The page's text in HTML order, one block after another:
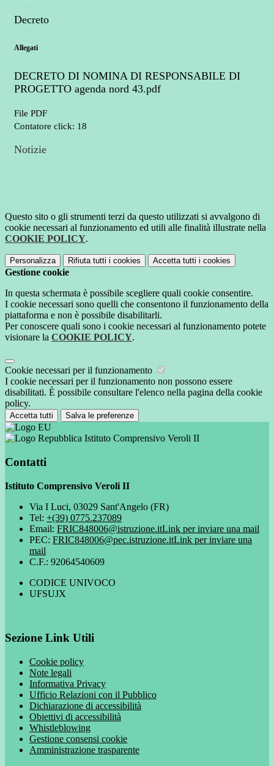
Decreto
Allegati
DECRETO DI NOMINA DI RESPONSABILE DI
PROGETTO agenda nord 43.pdf
File PDF
Contatore click: 18
Notizie
Questo sito o gli strumenti terzi da questo utilizzati si avvalgono di
cookie necessari al funzionamento ed utili alle finalità illustrate nella
COOKIE POLICY.
Personalizza Rifiuta tutti i cookies Accetta tutti i cookies
Gestione cookie
In questa schermata è possibile scegliere quali cookie consentire.
I cookie necessari sono quelli che consentono il funzionamento della
piattaforma e non è possibile disabilitarli.
Per conoscere quali sono i cookie necessari al funzionamento potete
visionare la COOKIE POLICY.
Cookie necessari per il funzionamento
I cookie necessari per il funzionamento non possono essere
disabilitati. È possibile consultare l'elenco nella pagina della cookie
policy.
Accetta tutti Salva le preferenze
Istituto Comprensivo Veroli II
Contatti
Istituto Comprensivo Veroli II
Via I Luci, 03029 Sant'Angelo (FR)
Tel: +(39) 0775.237089
Email: FRIC848006@istruzione.itLink per inviare una mail
PEC: FRIC848006@pec.istruzione.itLink per inviare una
mail
C.F.: 92064540609
CODICE UNIVOCO
UFSUJX
Sezione Link Utili
Cookie policy
Note legali
Informativa Privacy
Ufficio Relazioni con il Pubblico
Dichiarazione di accessibilità
Obiettivi di accessibilità
Whistleblowing
Gestione consensi cookie
Amministrazione trasparente